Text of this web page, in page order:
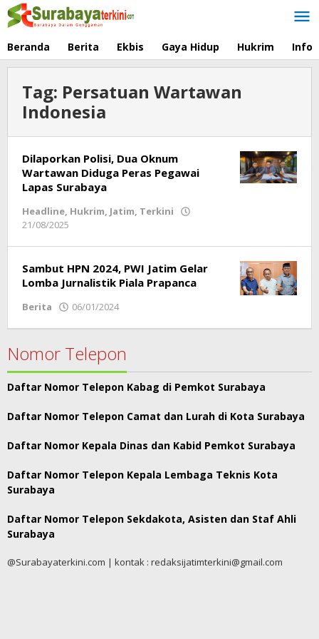
Lewati
ke
Beranda Berita Ekbis Gaya Hidup Hukrim Info
Tag: Persatuan Wartawan
Indonesia
Dilaporkan Polisi, Dua Oknum
Wartawan Diduga Peras Pegawai
Lapas Surabaya
Headline, Hukrim, Jatim, Terkini
21/08/2025
Sambut HPN 2024, PWI Jatim Gelar
Lomba Jurnalistik Piala Prapanca
Berita 06/01/2024
Nomor Telepon
Daftar Nomor Telepon Kabag di Pemkot Surabaya
Daftar Nomor Telepon Camat dan Lurah di Kota Surabaya
Daftar Nomor Kepala Dinas dan Kabid Pemkot Surabaya
Daftar Nomor Telepon Kepala Lembaga Teknis Kota
Surabaya
Daftar Nomor Telepon Sekdakota, Asisten dan Staf Ahli
Surabaya
@Surabayaterkini.com | kontak : redaksijatimterkini@gmail.com